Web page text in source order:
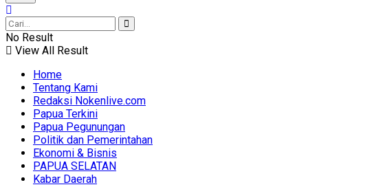
No Result
View All Result
Home
Tentang Kami
Redaksi Nokenlive.com
Papua Terkini
Papua Pegunungan
Politik dan Pemerintahan
Ekonomi & Bisnis
PAPUA SELATAN
Kabar Daerah